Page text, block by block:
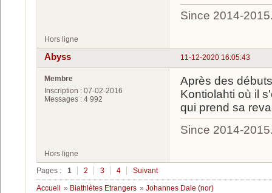
Since 2014-
Hors ligne
11-12-2020 16:05:43
Abyss
Membre
Inscription : 07-02-2016
Messages : 4 992
Après des
Kontiolahti où il
qui prend sa
Since 2014-
Hors ligne
Pages :
1 2 3 4 Suivant
Accueil » Biathlètes Etrangers » Johannes Dale (nor)